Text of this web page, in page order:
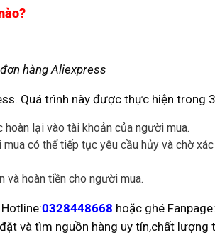
hàng Aliexpress
Quá trình này được thực hiện trong
lại vào tài khoản của người mua.
có thể tiếp tục yêu cầu hủy và chờ xác
hoàn tiền cho người mua.
0328448668 hoặc ghé Fanpage:
và tìm nguồn hàng uy tín,chất lượng